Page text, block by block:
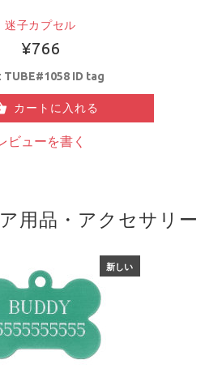
迷子カプセル
¥766
TUBE#1058 ID tag
カートに入れる
ビューを書く
用品・アクセサリー
新しい